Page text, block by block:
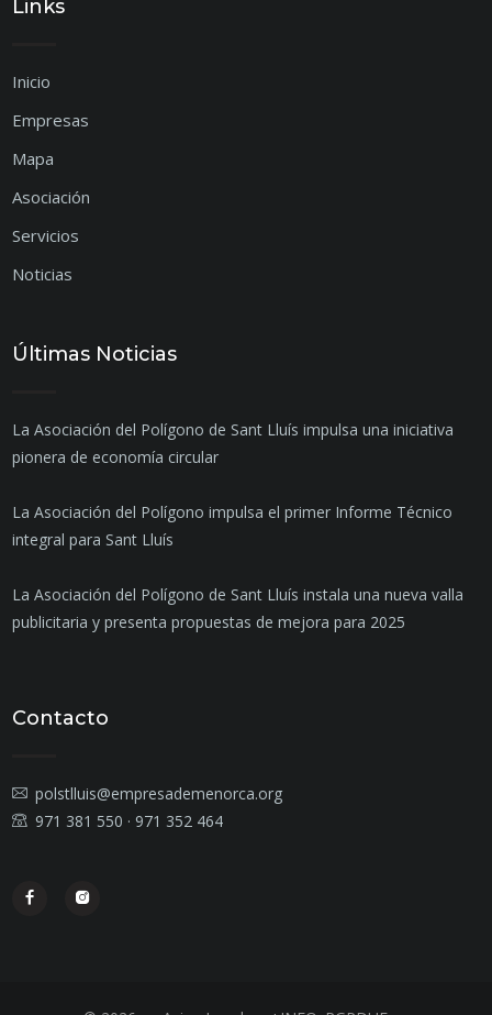
Links
Inicio
Empresas
Mapa
Asociación
Servicios
Noticias
Últimas Noticias
La Asociación del Polígono de Sant Lluís impulsa una iniciativa
pionera de economía circular
La Asociación del Polígono impulsa el primer Informe Técnico
integral para Sant Lluís
La Asociación del Polígono de Sant Lluís instala una nueva valla
publicitaria y presenta propuestas de mejora para 2025
Contacto
polstlluis@empresademenorca.org
971 381 550 · 971 352 464